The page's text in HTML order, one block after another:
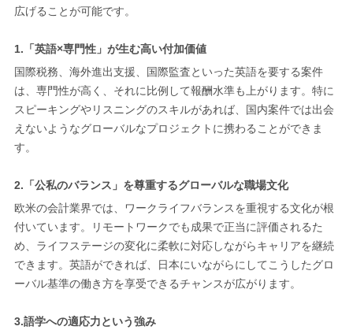
広げることが可能です。
1.「英語×専門性」が生む高い付加価値
国際税務、海外進出支援、国際監査といった英語を要する案件
は、専門性が高く、それに比例して報酬水準も上がります。特に
スピーキングやリスニングのスキルがあれば、国内案件では出会
えないようなグローバルなプロジェクトに携わることができま
す。
2.「公私のバランス」を尊重するグローバルな職場文化
欧米の会計業界では、ワークライフバランスを重視する文化が根
付いています。リモートワークでも成果で正当に評価されるた
め、ライフステージの変化に柔軟に対応しながらキャリアを継続
できます。英語ができれば、日本にいながらにしてこうしたグロ
ーバル基準の働き方を享受できるチャンスが広がります。
3.語学への適応力という強み